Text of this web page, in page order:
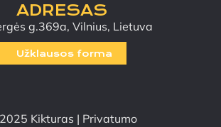
ADRESAS
g.369a, Vilnius, Lietuva
Užklausos forma
Kikturas | Privatumo